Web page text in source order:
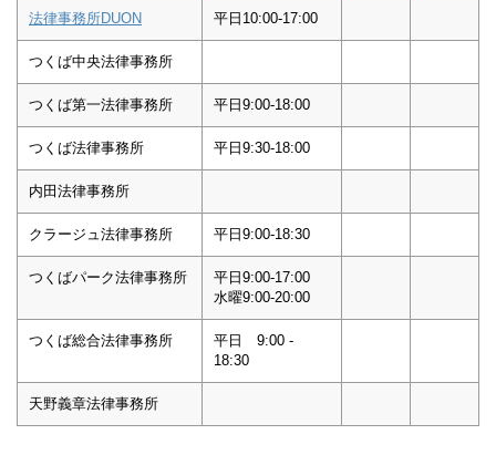
法律事務所DUON 平日10:00-17:00
つくば中央法律事務所
つくば第一法律事務所 平日9:00-18:00
つくば法律事務所 平日9:30-18:00
内田法律事務所
クラージュ法律事務所 平日9:00-18:30
つくばパーク法律事務所
平日9:00-17:00
水曜9:00-20:00
つくば総合法律事務所
平日 9:00 -
18:30
天野義章法律事務所